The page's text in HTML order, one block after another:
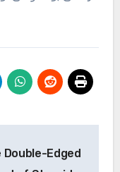
Double-Edged